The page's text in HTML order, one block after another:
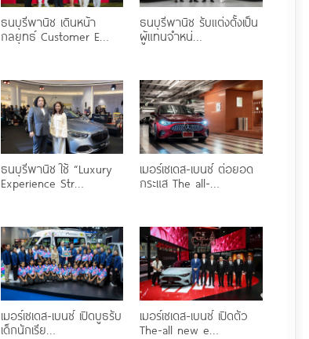
ธนบุรีพานิช เดินหน้า
กลยุทธ์ Customer E…
ธนบุรีพานิช รับแต่งตั้งเป็น
ผู้แทนจำหน่…
ธนบุรีพานิช ใช้ “Luxury
Experience Str…
เมอร์เซเดส-เบนซ์ ต่อยอด
กระแส The all-…
เมอร์เซเดส-เบนซ์ เปิดบูธรับ
เด็กนักเรีย…
เมอร์เซเดส-เบนซ์ เปิดตัว
The-all new e…